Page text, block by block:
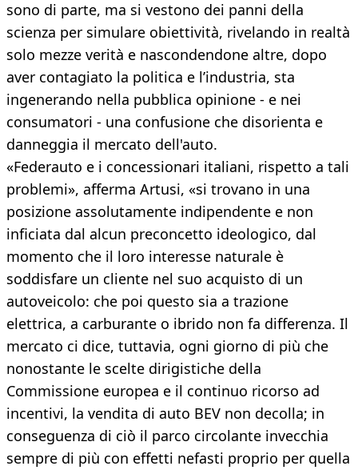
sono di parte, ma si vestono dei panni della
scienza per simulare obiettività, rivelando in realtà
solo mezze verità e nascondendone altre, dopo
aver contagiato la politica e l’industria, sta
ingenerando nella pubblica opinione - e nei
consumatori - una confusione che disorienta e
danneggia il mercato dell'auto.
«Federauto e i concessionari italiani, rispetto a tali
problemi», afferma Artusi, «si trovano in una
posizione assolutamente indipendente e non
inficiata dal alcun preconcetto ideologico, dal
momento che il loro interesse naturale è
soddisfare un cliente nel suo acquisto di un
autoveicolo: che poi questo sia a trazione
elettrica, a carburante o ibrido non fa differenza. Il
mercato ci dice, tuttavia, ogni giorno di più che
nonostante le scelte dirigistiche della
Commissione europea e il continuo ricorso ad
incentivi, la vendita di auto BEV non decolla; in
conseguenza di ciò il parco circolante invecchia
sempre di più con effetti nefasti proprio per quella